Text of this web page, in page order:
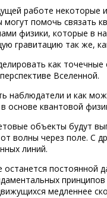
работе некоторые
помочь связать
физики, которые в
так же,
как
Вселенной.
наблюдатели и как
основе квантовой
объекты будут
волны через поле. С
линий.
останется
медленнее